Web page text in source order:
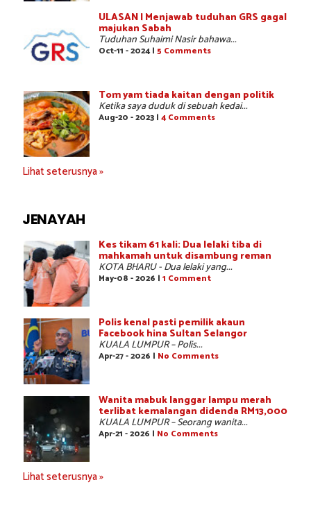
ULASAN | Menjawab tuduhan GRS gagal
majukan Sabah
Tuduhan Suhaimi Nasir bahawa...
Oct-11 - 2024 | 5 Comments
Tom yam tiada kaitan dengan politik
Ketika saya duduk di sebuah kedai...
Aug-20 - 2023 | 4 Comments
Lihat seterusnya »
JENAYAH
Kes tikam 61 kali: Dua lelaki tiba di
mahkamah untuk disambung reman
KOTA BHARU - Dua lelaki yang...
May-08 - 2026 | 1 Comment
Polis kenal pasti pemilik akaun
Facebook hina Sultan Selangor
KUALA LUMPUR – Polis...
Apr-27 - 2026 | No Comments
Wanita mabuk langgar lampu merah
terlibat kemalangan didenda RM13,000
KUALA LUMPUR – Seorang wanita...
Apr-21 - 2026 | No Comments
Lihat seterusnya »